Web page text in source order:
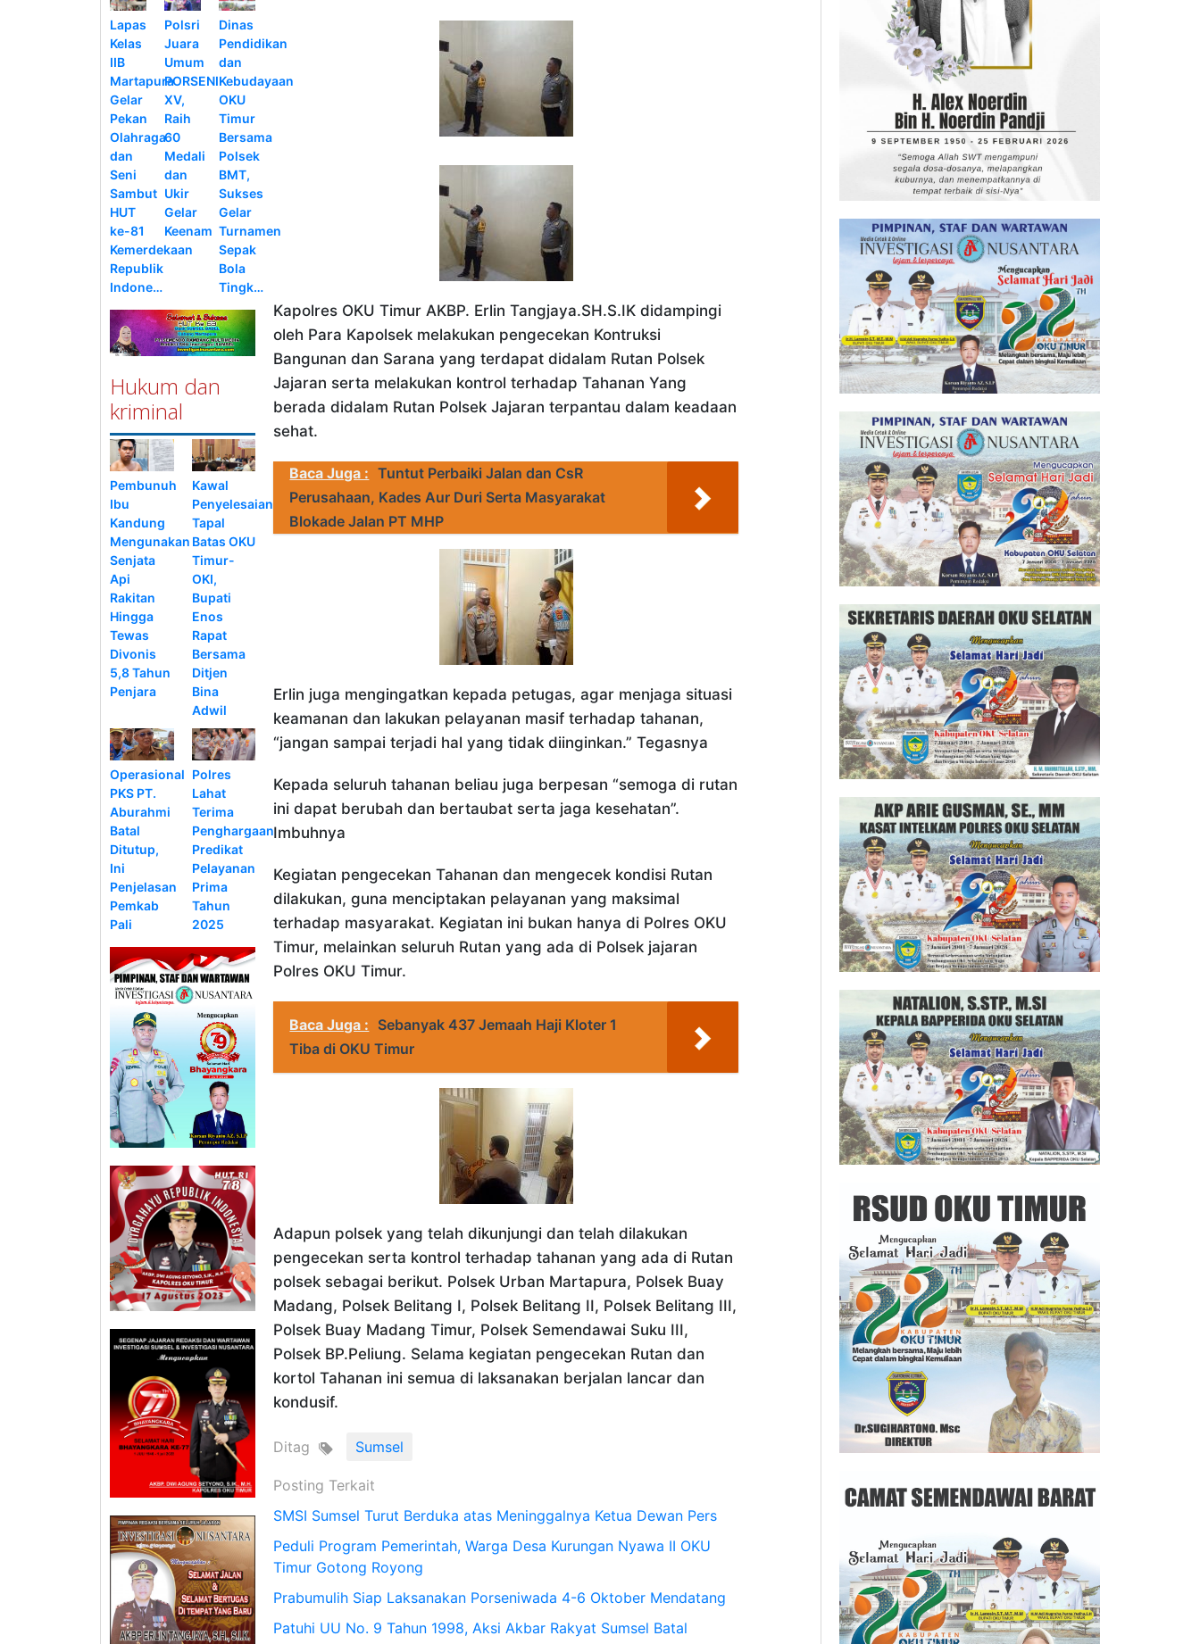
Lapas
Kelas
IIB
Martapura
Gelar
Pekan
Olahraga
dan
Seni
Sambut
HUT
ke-81
Kemerdekaan
Republik
Indone…
Polsri
Juara
Umum
PORSENI
XV,
Raih
60
Medali
dan
Ukir
Gelar
Keenam
Dinas
Pendidikan
dan
Kebudayaan
OKU
Timur
Bersama
Polsek
BMT,
Sukses
Gelar
Turnamen
Sepak
Bola
Tingk…
Hukum dan
kriminal
Pembunuh
Ibu
Kandung
Mengunakan
Senjata
Api
Rakitan
Hingga
Tewas
Divonis
5,8 Tahun
Penjara
Kawal
Penyelesaian
Tapal
Batas OKU
Timur-
OKI,
Bupati
Enos
Rapat
Bersama
Ditjen
Bina
Adwil
Operasional
PKS PT.
Aburahmi
Batal
Ditutup,
Ini
Penjelasan
Pemkab
Pali
Polres
Lahat
Terima
Penghargaan
Predikat
Pelayanan
Prima
Tahun
2025
Kapolres OKU Timur AKBP. Erlin Tangjaya.SH.S.IK didampingi
oleh Para Kapolsek melakukan pengecekan Kontruksi
Bangunan dan Sarana yang terdapat didalam Rutan Polsek
Jajaran serta melakukan kontrol terhadap Tahanan Yang
berada didalam Rutan Polsek Jajaran terpantau dalam keadaan
sehat.
Baca Juga : Tuntut Perbaiki Jalan dan CsR
Perusahaan, Kades Aur Duri Serta Masyarakat
Blokade Jalan PT MHP
Erlin juga mengingatkan kepada petugas, agar menjaga situasi
keamanan dan lakukan pelayanan masif terhadap tahanan,
“jangan sampai terjadi hal yang tidak diinginkan.” Tegasnya
Kepada seluruh tahanan beliau juga berpesan “semoga di rutan
ini dapat berubah dan bertaubat serta jaga kesehatan”.
Imbuhnya
Kegiatan pengecekan Tahanan dan mengecek kondisi Rutan
dilakukan, guna menciptakan pelayanan yang maksimal
terhadap masyarakat. Kegiatan ini bukan hanya di Polres OKU
Timur, melainkan seluruh Rutan yang ada di Polsek jajaran
Polres OKU Timur.
Baca Juga : Sebanyak 437 Jemaah Haji Kloter 1
Tiba di OKU Timur
Adapun polsek yang telah dikunjungi dan telah dilakukan
pengecekan serta kontrol terhadap tahanan yang ada di Rutan
polsek sebagai berikut. Polsek Urban Martapura, Polsek Buay
Madang, Polsek Belitang I, Polsek Belitang II, Polsek Belitang III,
Polsek Buay Madang Timur, Polsek Semendawai Suku III,
Polsek BP.Peliung. Selama kegiatan pengecekan Rutan dan
kortol Tahanan ini semua di laksanakan berjalan lancar dan
kondusif.
Ditag Sumsel
Posting Terkait
SMSI Sumsel Turut Berduka atas Meninggalnya Ketua Dewan Pers
Peduli Program Pemerintah, Warga Desa Kurungan Nyawa II OKU
Timur Gotong Royong
Prabumulih Siap Laksanakan Porseniwada 4-6 Oktober Mendatang
Patuhi UU No. 9 Tahun 1998, Aksi Akbar Rakyat Sumsel Batal